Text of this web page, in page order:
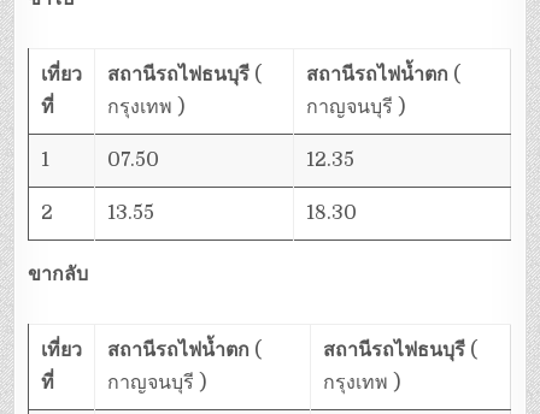
เที่ยว
ที่
สถานีรถไฟธนบุรี (
กรุงเทพ )
สถานีรถไฟน้ำตก (
กาญจนบุรี )
1 07.50 12.35
2 13.55 18.30
ขากลับ
เที่ยว
ที่
สถานีรถไฟน้ำตก (
กาญจนบุรี )
สถานีรถไฟธนบุรี (
กรุงเทพ )